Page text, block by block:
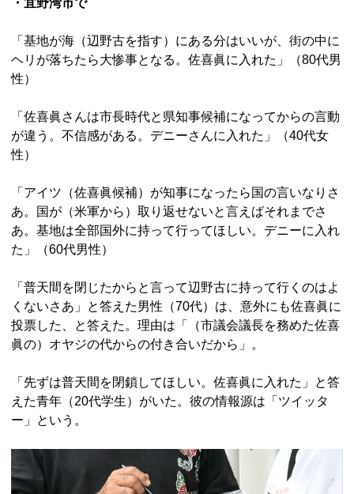
・宜野湾市で
「基地が海（辺野古を指す）にある分はいいが、街の中に
ヘリが落ちたら大惨事となる。佐喜眞に入れた」（80代男
性）
「佐喜眞さんは市長時代と県知事候補になってからの言動
が違う。不信感がある。デニーさんに入れた」（40代女
性）
「アイツ（佐喜眞候補）が知事になったら国の言いなりさ
あ。国が（米軍から）取り返せないと言えばそれまでさ
あ。基地は全部国外に持って行ってほしい。デニーに入れ
た」（60代男性）
「普天間を閉じたからと言って辺野古に持って行くのはよ
くないさあ」と答えた男性（70代）は、意外にも佐喜眞に
投票した、と答えた。理由は「（市議会議長を務めた佐喜
眞の）オヤジの代からの付き合いだから」。
「先ずは普天間を閉鎖してほしい。佐喜眞に入れた」と答
えた青年（20代学生）がいた。彼の情報源は「ツイッタ
ー」という。